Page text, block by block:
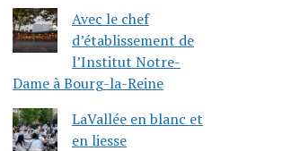
Avec le chef
d’établissement de
l’Institut Notre-
Dame à Bourg-la-Reine
LaVallée en blanc et
en liesse